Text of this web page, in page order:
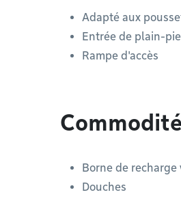
Adapté aux
Entrée de plain-
Rampe d'accès
Borne de recharge
Douches